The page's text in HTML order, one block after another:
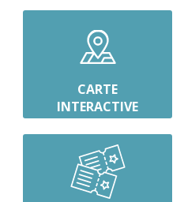
CARTE
INTERACTIVE